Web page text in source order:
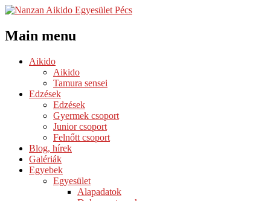
Main menu
Skip
Aikido
Aikido
Tamura sensei
Edzések
Edzések
Gyermek csoport
Junior csoport
Felnőtt csoport
Blog, hírek
Galériák
Egyebek
Egyesület
Alapadatok